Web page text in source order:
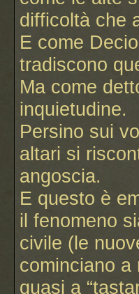
difficoltà che
E come
tradiscono
Ma come
inquietudine.
Persino sui
altari si
angoscia.
E questo è
il fenomeno
civile (le
cominciano a
quasi a